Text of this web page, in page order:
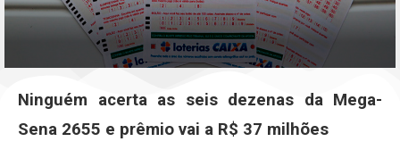
Ninguém acerta as seis dezenas da Mega-
Sena 2655 e prêmio vai a R$ 37 milhões